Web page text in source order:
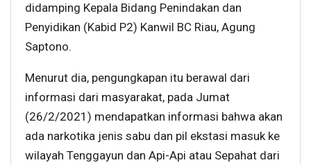
didamping Kepala Bidang Penindakan dan
Penyidikan (Kabid P2) Kanwil BC Riau, Agung
Saptono.
Menurut dia, pengungkapan itu berawal dari
informasi dari masyarakat, pada Jumat
(26/2/2021) mendapatkan informasi bahwa akan
ada narkotika jenis sabu dan pil ekstasi masuk ke
wilayah Tenggayun dan Api-Api atau Sepahat dari